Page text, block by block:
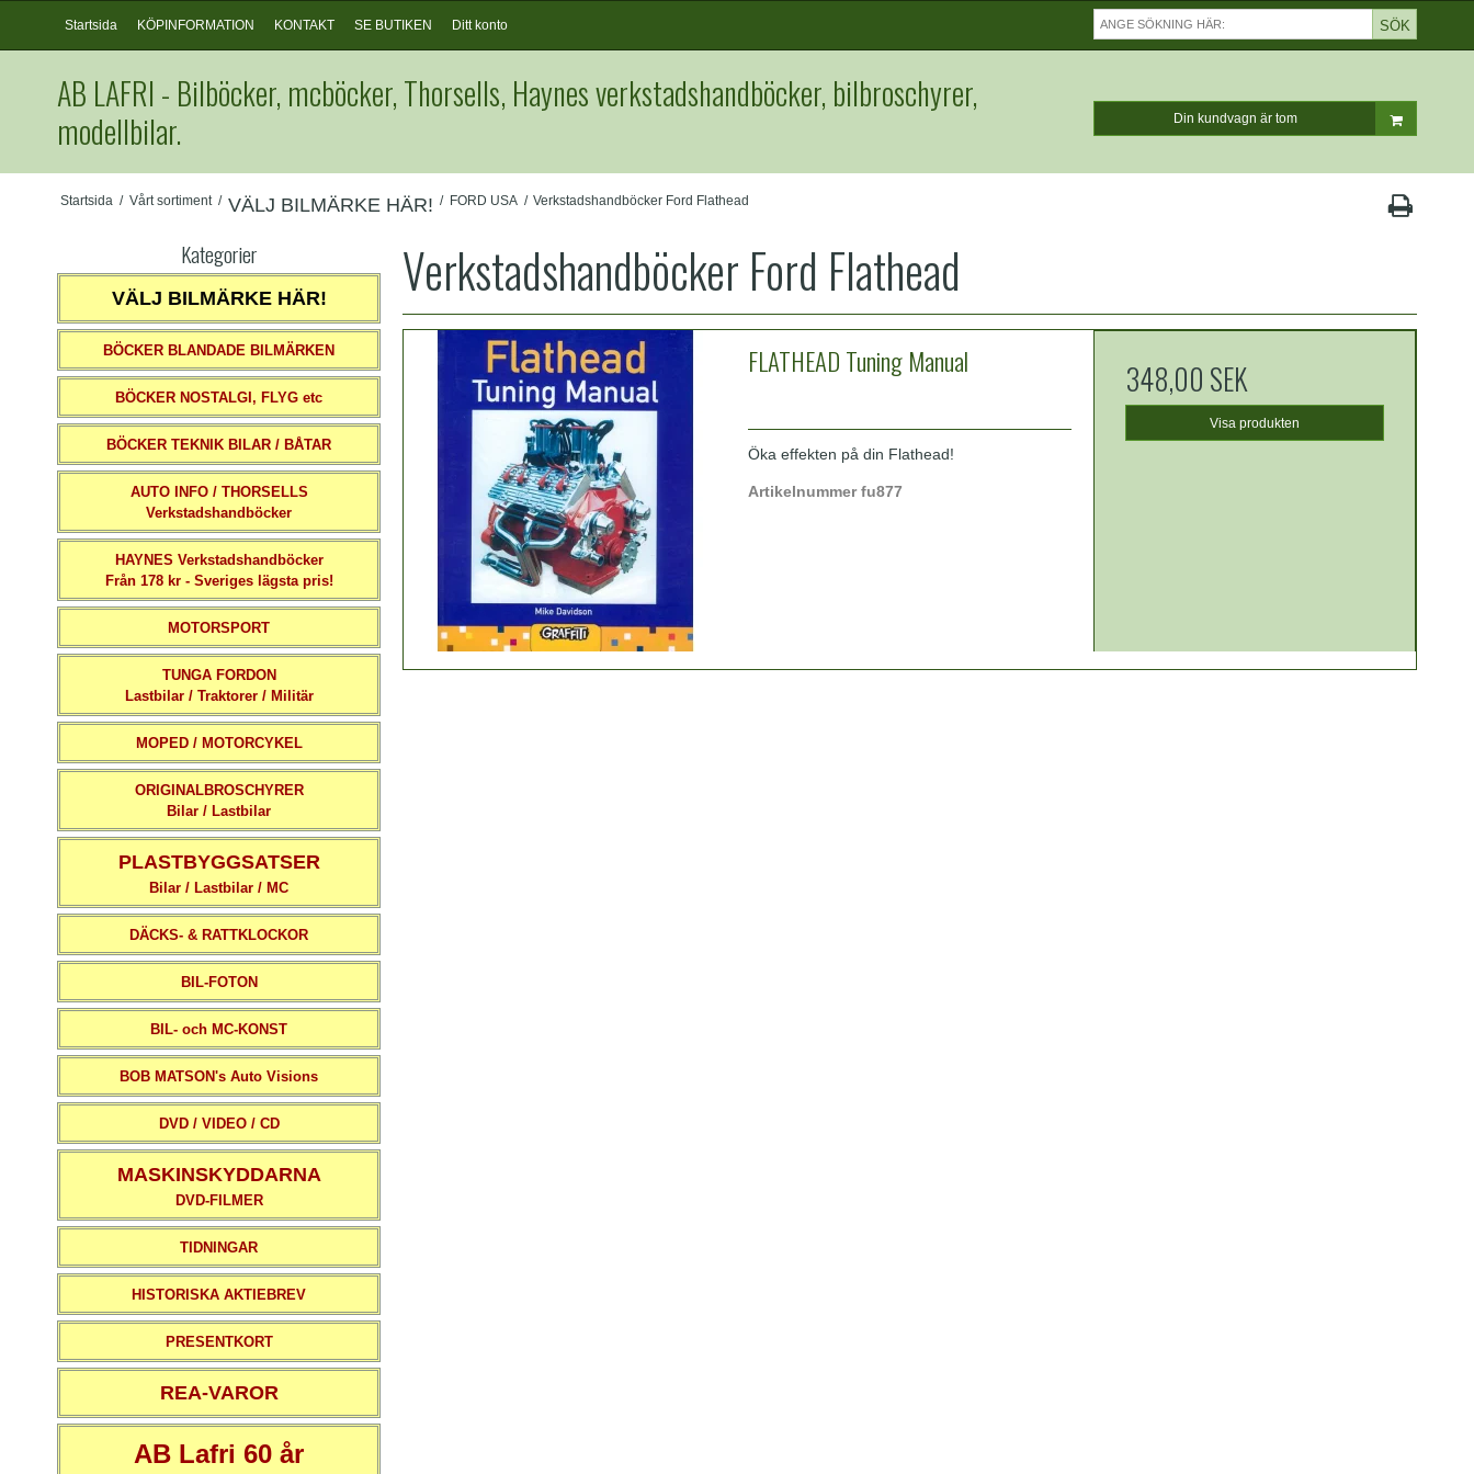
Startsida KÖPINFORMATION KONTAKT SE BUTIKEN Ditt konto SÖK
AB LAFRI - Bilböcker, mcböcker, Thorsells, Haynes verkstadshandböcker, bilbroschyrer,
modellbilar.
Din kundvagn är tom
Startsida / Vårt sortiment / VÄLJ BILMÄRKE HÄR! / FORD USA / Verkstadshandböcker Ford Flathead
Kategorier
VÄLJ BILMÄRKE HÄR!
BÖCKER BLANDADE BILMÄRKEN
BÖCKER NOSTALGI, FLYG etc
BÖCKER TEKNIK BILAR / BÅTAR
AUTO INFO / THORSELLS
Verkstadshandböcker
HAYNES Verkstadshandböcker
Från 178 kr - Sveriges lägsta pris!
MOTORSPORT
TUNGA FORDON
Lastbilar / Traktorer / Militär
MOPED / MOTORCYKEL
ORIGINALBROSCHYRER
Bilar / Lastbilar
PLASTBYGGSATSER
Bilar / Lastbilar / MC
DÄCKS- & RATTKLOCKOR
BIL-FOTON
BIL- och MC-KONST
BOB MATSON's Auto Visions
DVD / VIDEO / CD
MASKINSKYDDARNA
DVD-FILMER
TIDNINGAR
HISTORISKA AKTIEBREV
PRESENTKORT
REA-VAROR
AB Lafri 60 år
Verkstadshandböcker Ford Flathead
FLATHEAD Tuning Manual
Öka effekten på din Flathead!
Artikelnummer fu877
348,00 SEK
Visa produkten